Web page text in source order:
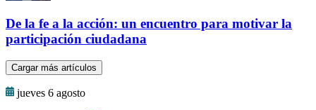
De la fe a la acción: un encuentro para motivar la
participación ciudadana
Cargar más artículos
jueves 6 agosto